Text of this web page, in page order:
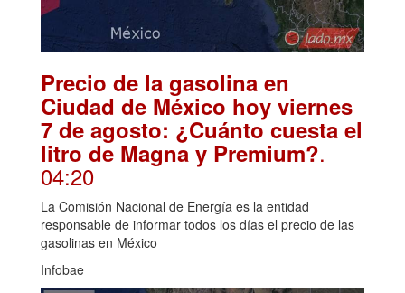
Precio de la gasolina en
Ciudad de México hoy viernes
7 de agosto: ¿Cuánto cuesta el
litro de Magna y Premium?.
04:20
La Comisión Nacional de Energía es la entidad
responsable de informar todos los días el precio de las
gasolinas en México
Infobae